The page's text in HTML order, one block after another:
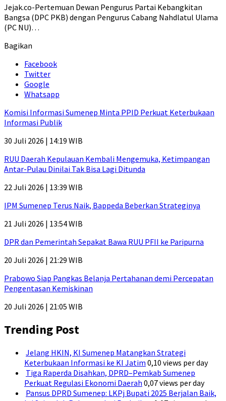
Jejak.co-Pertemuan Dewan Pengurus Partai Kebangkitan
Bangsa (DPC PKB) dengan Pengurus Cabang Nahdlatul Ulama
(PC NU)…
Bagikan
Facebook
Twitter
Google
Whatsapp
Komisi Informasi Sumenep Minta PPID Perkuat Keterbukaan
Informasi Publik
30 Juli 2026 | 14:19 WIB
RUU Daerah Kepulauan Kembali Mengemuka, Ketimpangan
Antar-Pulau Dinilai Tak Bisa Lagi Ditunda
22 Juli 2026 | 13:39 WIB
IPM Sumenep Terus Naik, Bappeda Beberkan Strateginya
21 Juli 2026 | 13:54 WIB
DPR dan Pemerintah Sepakat Bawa RUU PFII ke Paripurna
20 Juli 2026 | 21:29 WIB
Prabowo Siap Pangkas Belanja Pertahanan demi Percepatan
Pengentasan Kemiskinan
20 Juli 2026 | 21:05 WIB
Trending Post
Jelang HKIN, KI Sumenep Matangkan Strategi
Keterbukaan Informasi ke KI Jatim 0,10 views per day
Tiga Raperda Disahkan, DPRD–Pemkab Sumenep
Perkuat Regulasi Ekonomi Daerah 0,07 views per day
Pansus DPRD Sumenep: LKPj Bupati 2025 Berjalan Baik,